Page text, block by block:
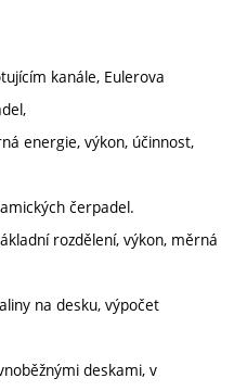
kanále, Eulerova
energie, výkon, účinnost,
čerpadel.
rozdělení, výkon, měrná
na desku, výpočet
deskami, v